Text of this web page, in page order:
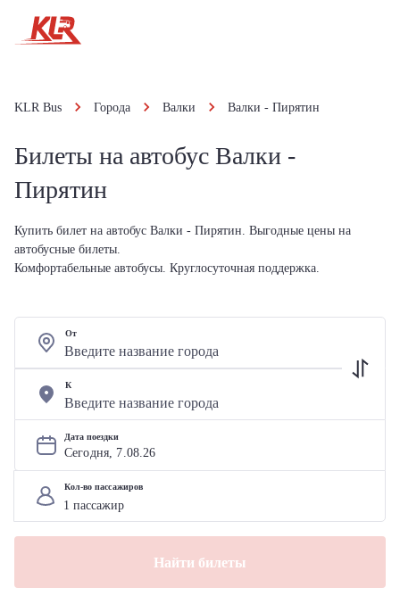
KLR Bus Города Валки Валки - Пирятин
Билеты на автобус Валки -
Пирятин
Купить билет на автобус Валки - Пирятин. Выгодные цены на
автобусные билеты.
Комфортабельные автобусы. Круглосуточная поддержка.
От
К
Дата поездки
Сегодня, 7.08.26
Кол-во пассажиров
Найти билеты